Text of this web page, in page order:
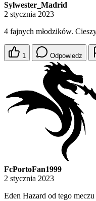
Sylwester_Madrid
2 stycznia 2023
4 fajnych młodzików.
1 Odpowiedz
FcPortoFan1999
2 stycznia 2023
Eden Hazard od tego